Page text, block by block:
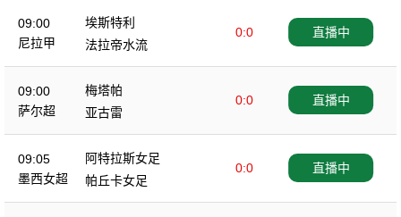
09:00
尼拉甲
埃斯特利
0:0
法拉帝水流
直播中
09:00
萨尔超
梅塔帕
0:0
亚古雷
直播中
09:05
墨西女超
阿特拉斯女足
0:0
帕丘卡女足
直播中